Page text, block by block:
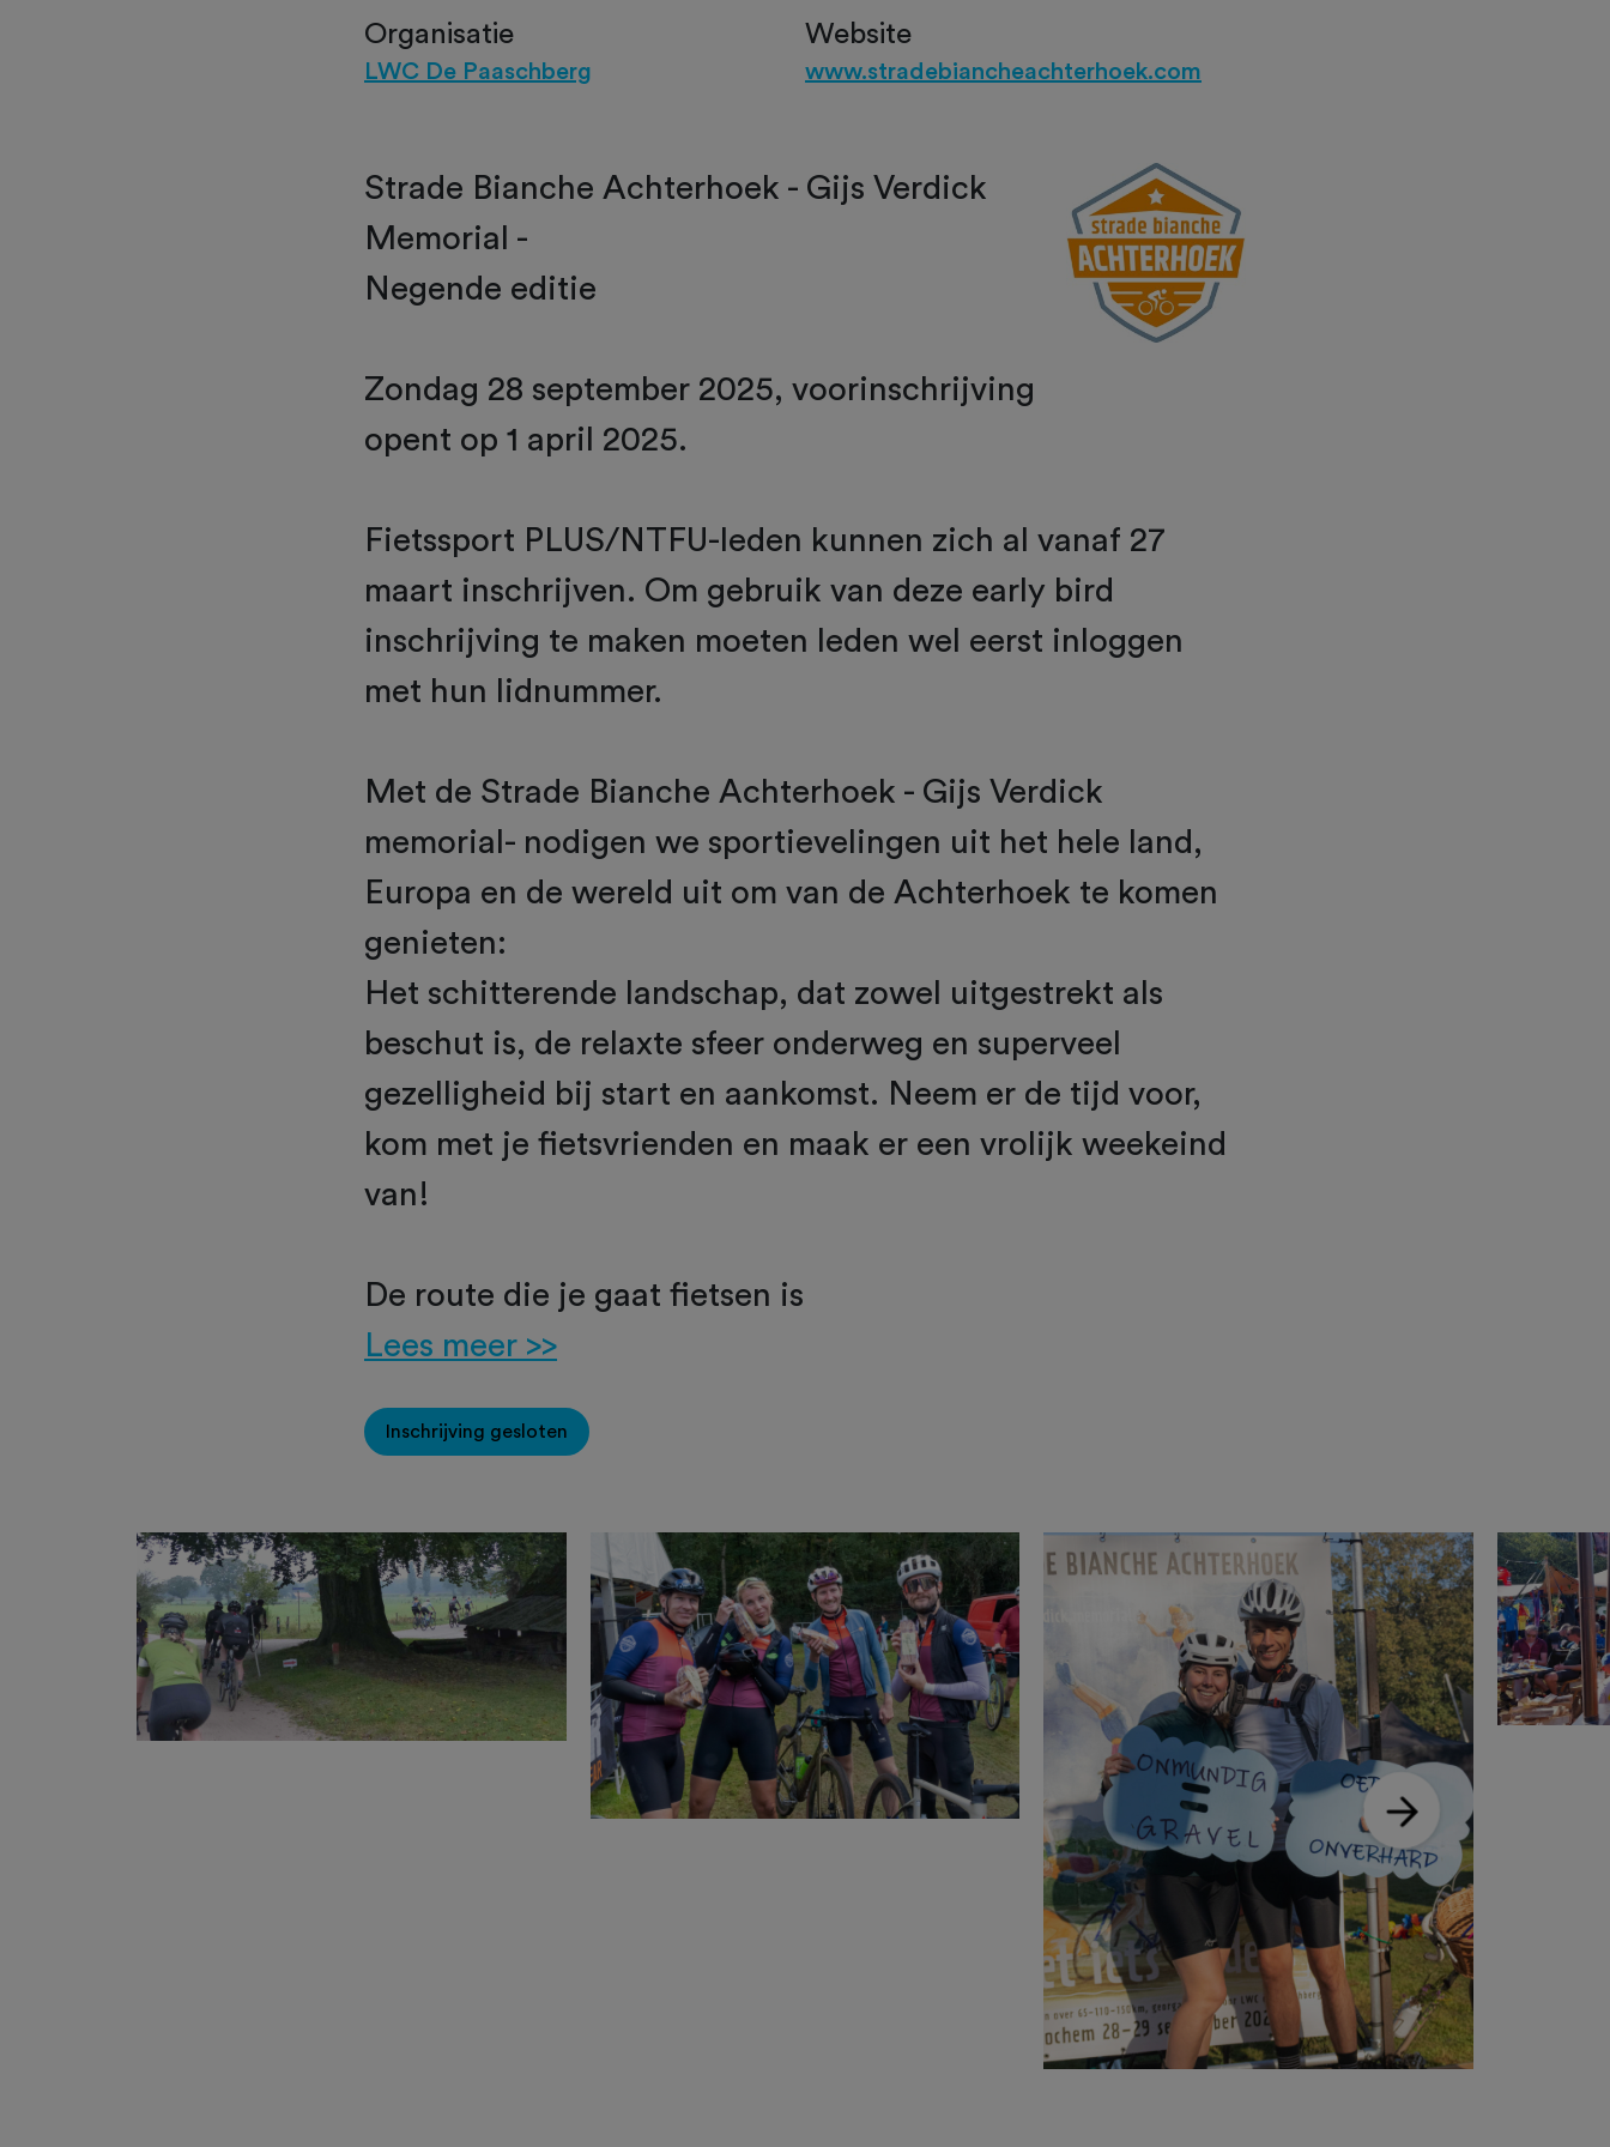
Organisatie
LWC De Paaschberg
Website
www.stradebiancheachterhoek.com
Strade Bianche Achterhoek - Gijs Verdick
Memorial -
Negende editie
Zondag 28 september 2025, voorinschrijving
opent op 1 april 2025.
Fietssport PLUS/NTFU-leden kunnen zich al vanaf 27
maart inschrijven. Om gebruik van deze early bird
inschrijving te maken moeten leden wel eerst inloggen
met hun lidnummer.
Met de Strade Bianche Achterhoek - Gijs Verdick
memorial- nodigen we sportievelingen uit het hele land,
Europa en de wereld uit om van de Achterhoek te komen
genieten:
Het schitterende landschap, dat zowel uitgestrekt als
beschut is, de relaxte sfeer onderweg en superveel
gezelligheid bij start en aankomst. Neem er de tijd voor,
kom met je fietsvrienden en maak er een vrolijk weekeind
van!
De route die je gaat fietsen is
Lees meer >>
Inschrijving gesloten